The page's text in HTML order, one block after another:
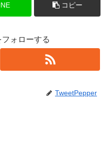
コピー
ォローする
TweetPepper